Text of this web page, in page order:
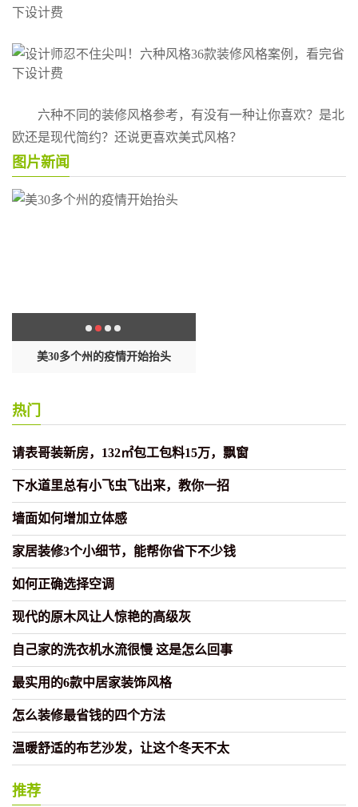
六种不同的装修风格参考，有没有一种让你喜欢？是北
欧还是现代简约？还说更喜欢美式风格？
图片新闻
美30多个州的疫情开始抬头
热门
请表哥装新房，132㎡包工包料15万，飘窗
下水道里总有小飞虫飞出来，教你一招
墙面如何增加立体感
家居装修3个小细节，能帮你省下不少钱
如何正确选择空调
现代的原木风让人惊艳的高级灰
自己家的洗衣机水流很慢 这是怎么回事
最实用的6款中居家装饰风格
怎么装修最省钱的四个方法
温暖舒适的布艺沙发，让这个冬天不太
推荐